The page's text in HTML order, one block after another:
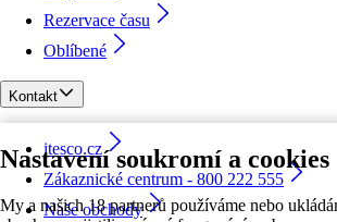
Nastavení soukromí a cookies
My a našich 18 partnerů používáme nebo
Rezervace času
Oblíbené
Kontakt
itesco.cz
Zákaznické centrum - 800 222 555
Naše obchody